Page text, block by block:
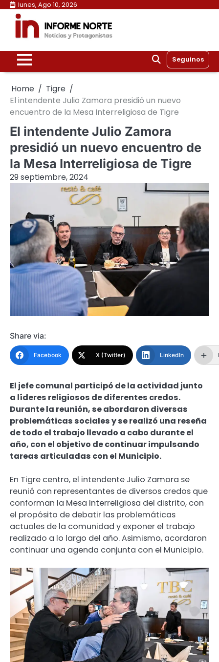
Skip
content
lunes, Ago 10, 2026
Seguinos
Home
Tigre
El intendente Julio Zamora presidió un nuevo
encuentro de la Mesa Interreligiosa de Tigre
El intendente Julio Zamora
presidió un nuevo encuentro de
la Mesa Interreligiosa de Tigre
29 septiembre, 2024
Share via:
Facebook X (Twitter) LinkedIn
El jefe comunal participó de la actividad junto
a líderes religiosos de diferentes credos.
Durante la reunión, se abordaron diversas
problemáticas sociales y se realizó una reseña
de todo el trabajo llevado a cabo durante el
año, con el objetivo de continuar impulsando
tareas articuladas con el Municipio.
En Tigre centro, el intendente Julio Zamora se
reunió con representantes de diversos credos que
conforman la Mesa Interreligiosa del distrito, con
el propósito de debatir las problemáticas
actuales de la comunidad y exponer el trabajo
realizado a lo largo del año. Asimismo, acordaron
continuar una agenda conjunta con el Municipio.